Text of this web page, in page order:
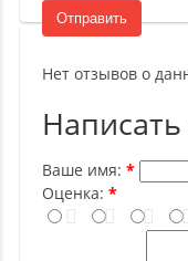
Отправить
Нет отзывов о
Ваше имя:
Оценка: